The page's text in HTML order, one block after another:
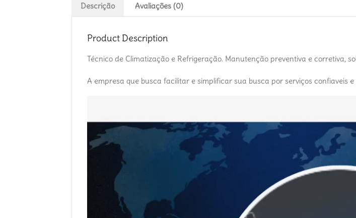
Descrição Avaliações (0)
Product Description
Técnico de Climatização e Refrigeração. Manutenção preventiva e corretiva,
A empresa que busca facilitar e simplificar sua busca por serviços confiaveis